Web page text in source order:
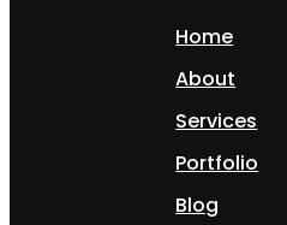
Home
About
Services
Portfolio
Blog